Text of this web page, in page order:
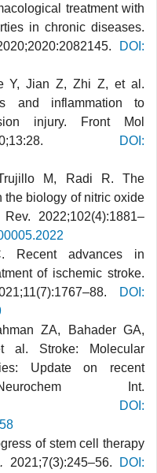
treatment with
in chronic diseases.
DOI:
Y, Jian Z, Zhi Z, et al.
and inflammation to
injury. Front Mol
DOI:
M, Radi R. The
biology of nitric oxide
2022;102(4):1881–
advances in
of ischemic stroke.
DOI:
ZA, Bahader GA,
al. Stroke: Molecular
Update on recent
Int.
DOI:
of stem cell therapy
. 2021;7(3):245–56.
DOI: